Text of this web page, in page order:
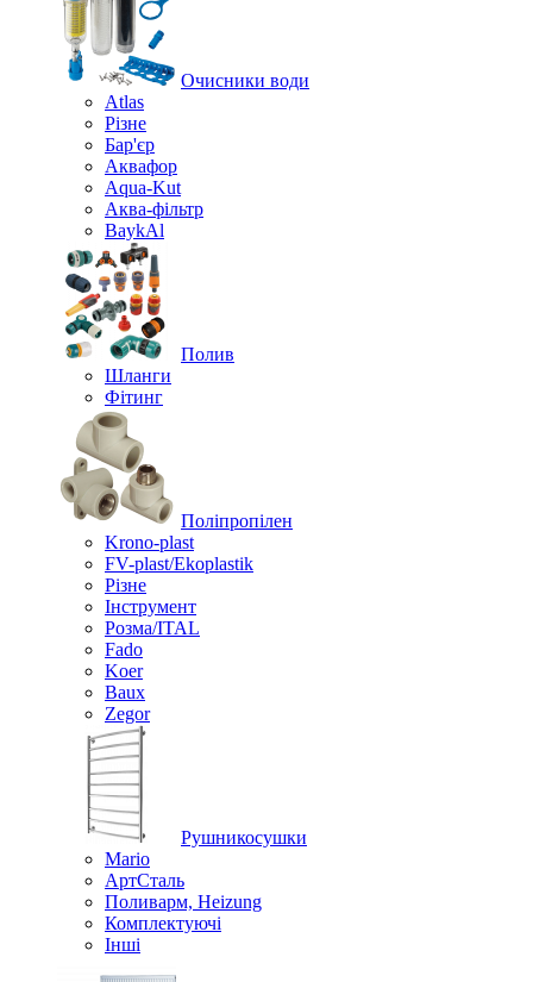
Очисники води
Atlas
Різне
Бар'єр
Аквафор
Aqua-Kut
Аква-фільтр
BaykAl
Полив
Шланги
Фітинг
Поліпропілен
Krono-plast
FV-plast/Ekoplastik
Різне
Інструмент
Розма/ITAL
Fado
Koer
Baux
Zegor
Рушникосушки
Mario
АртСталь
Поливарм, Heizung
Комплектуючі
Інші